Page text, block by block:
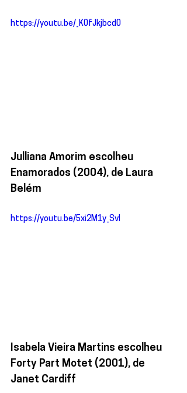
https://youtu.be/_K0fJkjbcd0
Julliana Amorim escolheu
Enamorados (2004), de Laura
Belém
https://youtu.be/5xi2M1y_SvI
Isabela Vieira Martins escolheu
Forty Part Motet (2001), de
Janet Cardiff